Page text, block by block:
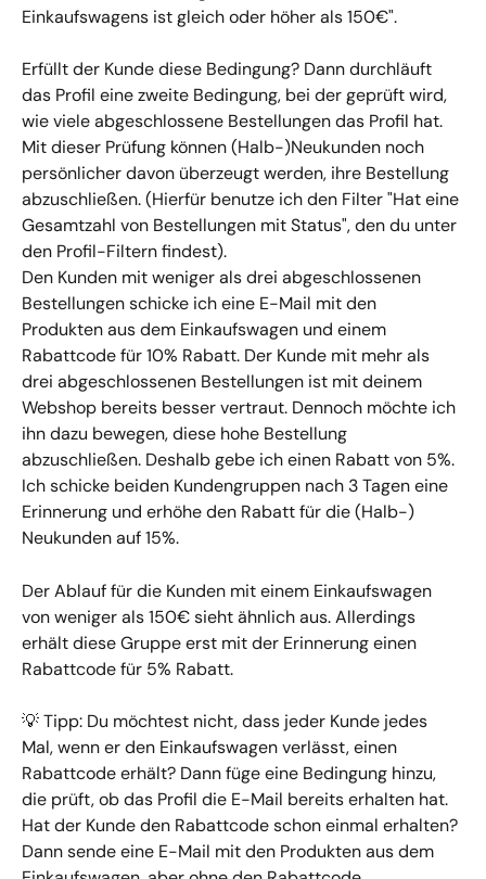
Einkaufswagens ist gleich oder höher als 150€".
Erfüllt der Kunde diese Bedingung? Dann durchläuft
das Profil eine zweite Bedingung, bei der geprüft wird,
wie viele abgeschlossene Bestellungen das Profil hat.
Mit dieser Prüfung können (Halb-)Neukunden noch
persönlicher davon überzeugt werden, ihre Bestellung
abzuschließen. (Hierfür benutze ich den Filter "Hat eine
Gesamtzahl von Bestellungen mit Status", den du unter
den Profil-Filtern findest).
Den Kunden mit weniger als drei abgeschlossenen
Bestellungen schicke ich eine E-Mail mit den
Produkten aus dem Einkaufswagen und einem
Rabattcode für 10% Rabatt. Der Kunde mit mehr als
drei abgeschlossenen Bestellungen ist mit deinem
Webshop bereits besser vertraut. Dennoch möchte ich
ihn dazu bewegen, diese hohe Bestellung
abzuschließen. Deshalb gebe ich einen Rabatt von 5%.
Ich schicke beiden Kundengruppen nach 3 Tagen eine
Erinnerung und erhöhe den Rabatt für die (Halb-)
Neukunden auf 15%.
Der Ablauf für die Kunden mit einem Einkaufswagen
von weniger als 150€ sieht ähnlich aus. Allerdings
erhält diese Gruppe erst mit der Erinnerung einen
Rabattcode für 5% Rabatt.
💡 Tipp: Du möchtest nicht, dass jeder Kunde jedes
Mal, wenn er den Einkaufswagen verlässt, einen
Rabattcode erhält? Dann füge eine Bedingung hinzu,
die prüft, ob das Profil die E-Mail bereits erhalten hat.
Hat der Kunde den Rabattcode schon einmal erhalten?
Dann sende eine E-Mail mit den Produkten aus dem